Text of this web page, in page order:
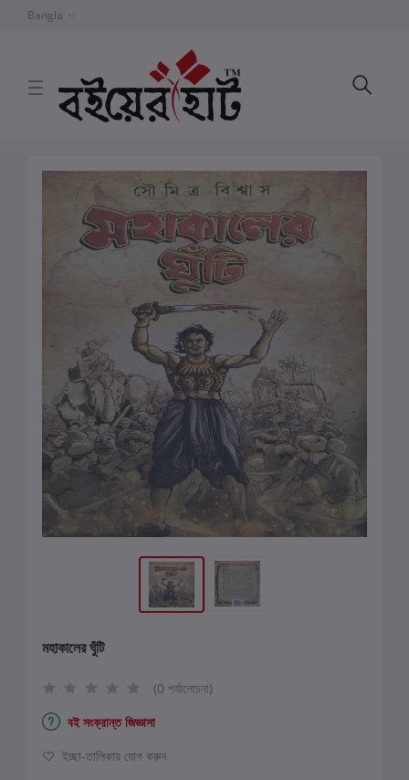
Bangla
মহাকালের ঘুঁটি
(0 পর্যালোচনা)
বই সংক্রান্ত জিজ্ঞাসা
ইচ্ছা-তালিকায় যোগ করুন